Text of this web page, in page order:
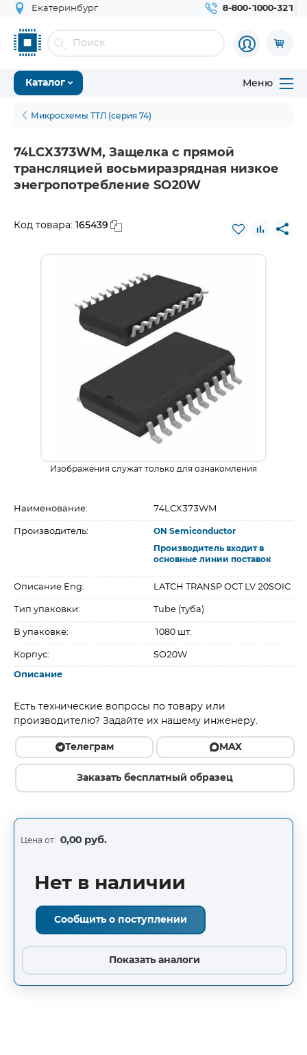
Екатеринбург 8-800-1000-321
Каталог Меню
Микросхемы ТТЛ (серия 74)
74LCX373WM, Защелка с прямой
трансляцией восьмиразрядная низкое
энегропотребление SO20W
Код товара: 165439
Изображения служат только для ознакомления
Наименование: 74LCX373WM
Производитель: ON Semiconductor
Производитель входит в
основные линии поставок
Описание Eng: LATCH TRANSP OCT LV 20SOIC
Тип упаковки: Tube (туба)
В упаковке: 1080 шт.
Корпус: SO20W
Описание
Есть технические вопросы по товару или
производителю? Задайте их нашему инженеру.
Телеграм MAX
Заказать бесплатный образец
Цена от: 0,00 руб.
Нет в наличии
Сообщить о поступлении
Показать аналоги